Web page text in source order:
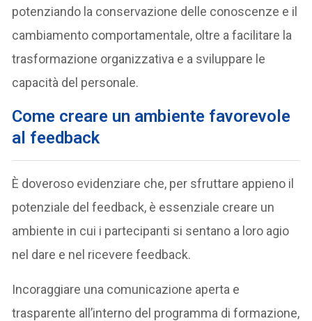
potenziando la conservazione delle conoscenze e il
cambiamento comportamentale, oltre a facilitare la
trasformazione organizzativa e a sviluppare le
capacità del personale.
Come creare un ambiente favorevole
al feedback
È doveroso evidenziare che, per sfruttare appieno il
potenziale del feedback, è essenziale creare un
ambiente in cui i partecipanti si sentano a loro agio
nel dare e nel ricevere feedback.
Incoraggiare una comunicazione aperta e
trasparente all’interno del programma di formazione,